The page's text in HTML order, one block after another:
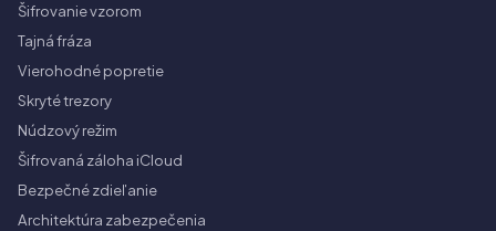
Šifrovanie vzorom
Tajná fráza
Vierohodné popretie
Skryté trezory
Núdzový režim
Šifrovaná záloha iCloud
Bezpečné zdieľanie
Architektúra zabezpečenia